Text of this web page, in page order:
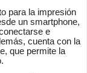
para la impresión
un smartphone,
e
cuenta con la
que permite la